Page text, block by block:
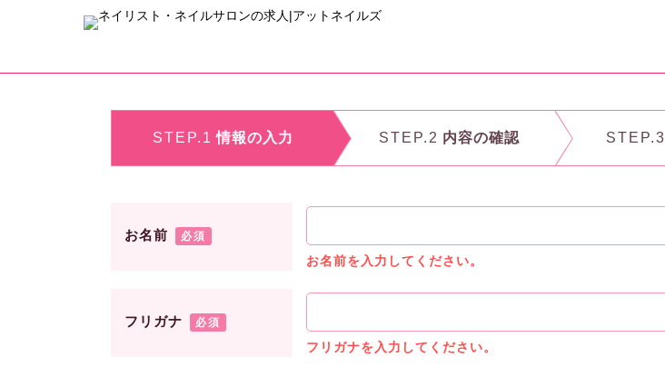
STEP.1 情報の入力 STEP.2 内容の確認 STEP.3
お名前 必須
お名前を入力してください。
フリガナ 必須
フリガナを入力してください。